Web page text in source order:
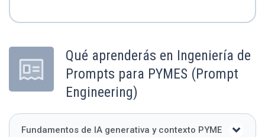
Qué aprenderás en Ingeniería de
Prompts para PYMES (Prompt
Engineering)
Fundamentos de IA generativa y contexto PYME